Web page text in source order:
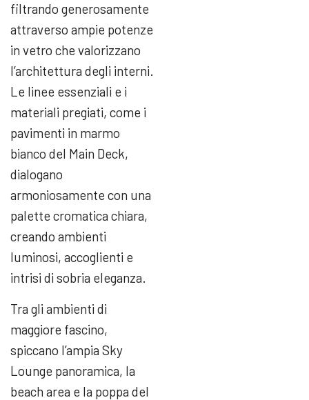
filtrando generosamente
attraverso ampie potenze
in vetro che valorizzano
l’architettura degli interni.
Le linee essenziali e i
materiali pregiati, come i
pavimenti in marmo
bianco del Main Deck,
dialogano
armoniosamente con una
palette cromatica chiara,
creando ambienti
luminosi, accoglienti e
intrisi di sobria eleganza.
Tra gli ambienti di
maggiore fascino,
spiccano l’ampia Sky
Lounge panoramica, la
beach area e la poppa del